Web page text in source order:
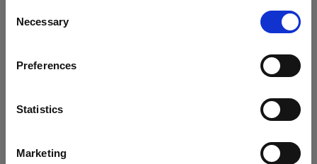
Selection
Necessary
Preferences
Statistics
Marketing
modeladores de luz necesitas y cómo funciona
¿Te has perdido los episodios anteriores?